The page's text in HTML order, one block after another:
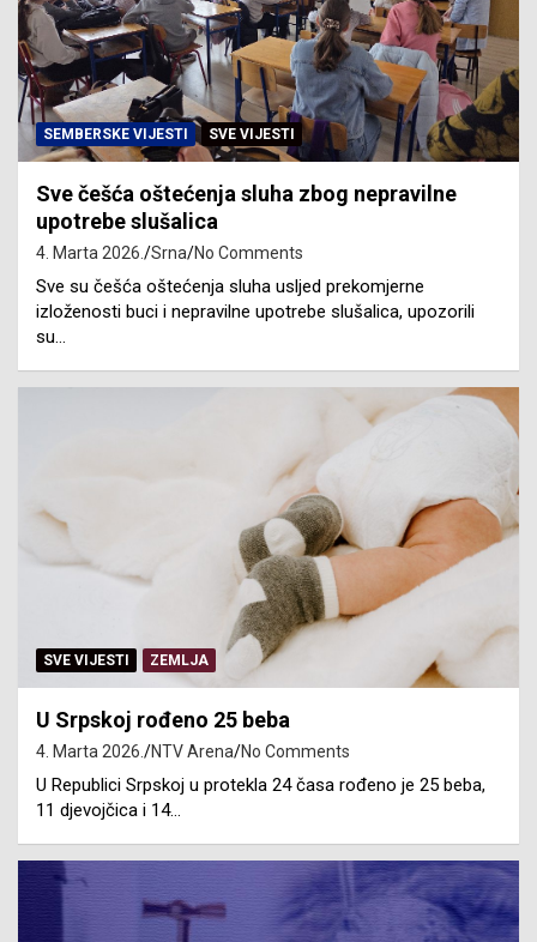
SEMBERSKE VIJESTI SVE VIJESTI
Sve češća oštećenja sluha zbog nepravilne
upotrebe slušalica
4. Marta 2026. Srna No Comments
Sve su češća oštećenja sluha usljed prekomjerne
izloženosti buci i nepravilne upotrebe slušalica, upozorili
su…
SVE VIJESTI ZEMLJA
U Srpskoj rođeno 25 beba
4. Marta 2026. NTV Arena No Comments
U Republici Srpskoj u protekla 24 časa rođeno je 25 beba,
11 djevojčica i 14…